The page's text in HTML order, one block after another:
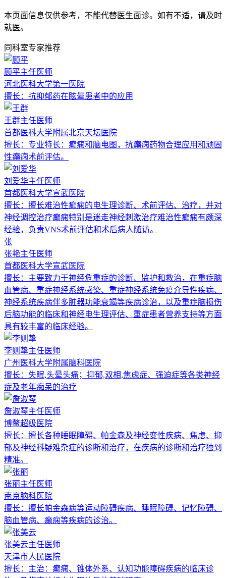
本页面信息仅供参考，不能代替医生面诊。如有不适，请及时
就医。
同科室专家推荐
顾平主任医师
河北医科大学第一医院
擅长： 抗抑郁药在眩晕患者中的应用
王群主任医师
首都医科大学附属北京天坛医院
擅长： 专业特长：癫痫和脑电图，抗癫痫药物合理应用和顽固
性癫痫术前评估。
刘爱华主任医师
首都医科大学宣武医院
擅长： 擅长难治性癫痫的电生理诊断、术前评估、治疗，并对
神经调控治疗癫痫特别是迷走神经刺激治疗难治性癫痫有颇深
经验，负责VNS术前评估和术后病人随访。
张
张艳主任医师
首都医科大学宣武医院
擅长： 主要致力于神经危重症的诊断、监护和救治，在重症脑
血管病、重症神经系统感染、重症神经系统免疫介导性疾病、
神经系统疾病伴多脏器功能衰竭等疾病诊治，以及重症脑损伤
后脑功能的临床和神经电生理评估、重症患者营养支持等方面
具有较丰富的临床经验。
李则挚主任医师
广州医科大学附属脑科医院
擅长： 失眠,头晕头痛；抑郁,双相,焦虑症、强迫症等各类神经
症及老年痴呆的治疗
詹淑琴主任医师
博鳌超级医院
擅长： 擅长各种睡眠障碍、帕金森及神经变性疾病、焦虑、抑
郁及神经科疑难杂症的诊断和治疗，在疾病的诊断和治疗独到
精准。
张丽主任医师
南京脑科医院
擅长： 擅长帕金森病等运动障碍疾病、睡眠障碍、记忆障碍、
脑血管病、癫痫等疾病的诊治。
张美云主任医师
天津市人民医院
擅长： 主治：癫痫、锥体外系、认知功能障碍疾病的临床诊